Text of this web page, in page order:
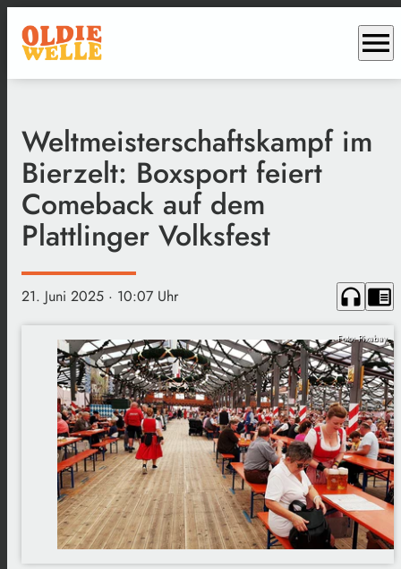
menu
Weltmeisterschaftskampf im
Bierzelt: Boxsport feiert
Comeback auf dem
Plattlinger Volksfest
21. Juni 2025 · 10:07 Uhr headphones chrome_reader_mode
Foto: Pixabay